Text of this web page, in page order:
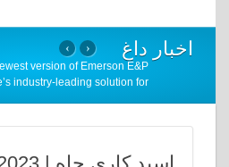
Geolog™ 21 is the newest version of Emerson
Software’s industry-leading
…